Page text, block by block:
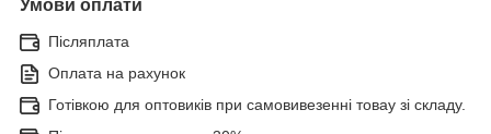
Умови оплати
Післяплата
Оплата на рахунок
Готівкою для оптовиків при самовивезенні товау зі складу.